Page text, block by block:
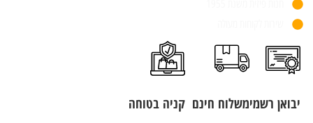
יבואן רשמימשלוח חינם קניה בטוחה